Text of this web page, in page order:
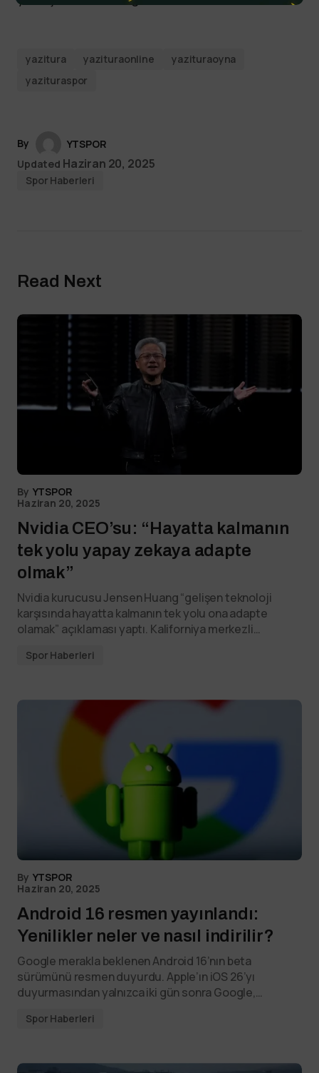
yazitura yazituraonline
yazituraoyna
yazituraspor
By
YTSPOR
Updated Haziran 20, 2025
Spor Haberleri
Read Next
By YTSPOR
Haziran 20, 2025
Nvidia CEO’su: “Hayatta kalmanın
tek yolu yapay zekaya adapte
olmak”
Nvidia kurucusu Jensen Huang “gelişen teknoloji
karşısında hayatta kalmanın tek yolu ona adapte
olamak” açıklaması yaptı. Kaliforniya merkezli…
Spor Haberleri
By YTSPOR
Haziran 20, 2025
Android 16 resmen yayınlandı:
Yenilikler neler ve nasıl indirilir?
Google merakla beklenen Android 16’nın beta
sürümünü resmen duyurdu. Apple’ın iOS 26’yı
duyurmasından yalnızca iki gün sonra Google,…
Spor Haberleri